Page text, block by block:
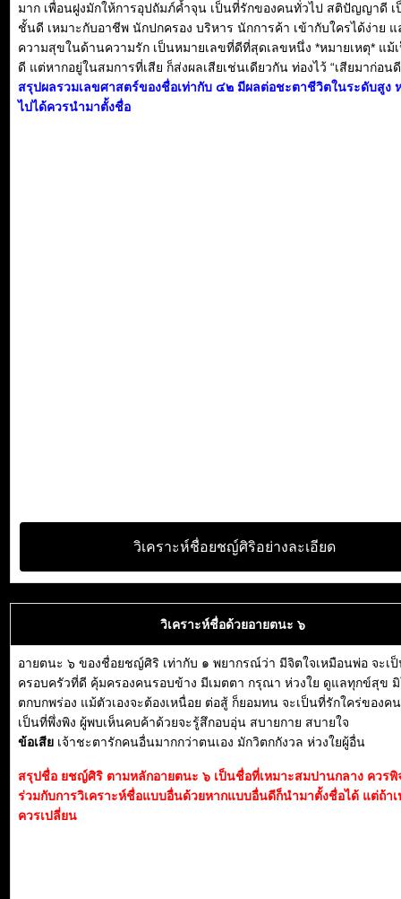
มาก เพื่อนฝูงมักให้การอุปถัมภ์ค้ำจุน เป็นที่รักของคนทั่วไป สติปัญญาดี
ชั้นดี เหมาะกับอาชีพ นักปกครอง บริหาร นักการค้า เข้ากับใครได้ง่าย แ
ความสุขในด้านความรัก เป็นหมายเลขที่ดีที่สุดเลขหนึ่ง *หมายเหตุ* แม้
ดี แต่หากอยู่ในสมการที่เสีย ก็ส่งผลเสียเช่นเดียวกัน ท่องไว้ “เสียมาก่อนดี
สรุปผลรวมเลขศาสตร์ของชื่อเท่ากับ ๔๒ มีผลต่อชะตาชีวิตในระดับสูง
ไปได้ควรนำมาตั้งชื่อ
วิเคราะห์ชื่อยชญ์ศิริอย่างละเอียด
วิเคราะห์ชื่อด้วยอายตนะ ๖
อายตนะ ๖ ของชื่อยชญ์ศิริ เท่ากับ ๑ พยากรณ์ว่า มีจิตใจเหมือนพ่อ จะเ
ครอบครัวที่ดี คุ้มครองคนรอบข้าง มีเมตตา กรุณา ห่วงใย ดูแลทุกข์สุข
ตกบกพร่อง แม้ตัวเองจะต้องเหนื่อย ต่อสู้ ก็ยอมทน จะเป็นที่รักใคร่ของค
เป็นที่พึ่งพิง ผู้พบเห็นคบค้าด้วยจะรู้สึกอบอุ่น สบายกาย สบายใจ
ข้อเสีย เจ้าชะตารักคนอื่นมากกว่าตนเอง มักวิตกกังวล ห่วงใยผู้อื่น
สรุปชื่อ ยชญ์ศิริ ตามหลักอายตนะ ๖ เป็นชื่อที่เหมาะสมปานกลาง ควร
ร่วมกับการวิเคราะห์ชื่อแบบอื่นด้วยหากแบบอื่นดีก็นำมาตั้งชื่อได้ แต่ถ้า
ควรเปลี่ยน